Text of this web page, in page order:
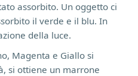
assorbito. Un oggetto ci
il verde e il blu. In
della luce.
Magenta e Giallo si
si ottiene un marrone